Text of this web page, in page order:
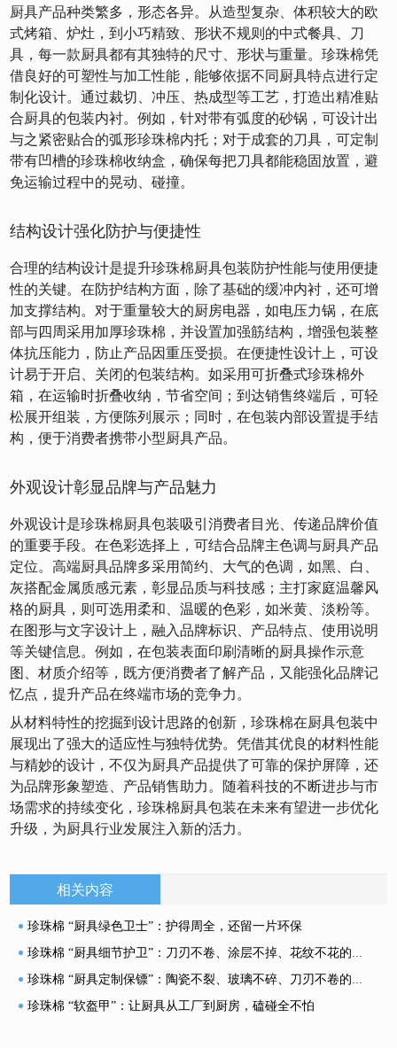
厨具产品种类繁多，形态各异。从造型复杂、体积较大的欧
式烤箱、炉灶，到小巧精致、形状不规则的中式餐具、刀
具，每一款厨具都有其独特的尺寸、形状与重量。珍珠棉凭
借良好的可塑性与加工性能，能够依据不同厨具特点进行定
制化设计。通过裁切、冲压、热成型等工艺，打造出精准贴
合厨具的包装内衬。例如，针对带有弧度的砂锅，可设计出
与之紧密贴合的弧形珍珠棉内托；对于成套的刀具，可定制
带有凹槽的珍珠棉收纳盒，确保每把刀具都能稳固放置，避
免运输过程中的晃动、碰撞。
结构设计强化防护与便捷性
合理的结构设计是提升珍珠棉厨具包装防护性能与使用便捷
性的关键。在防护结构方面，除了基础的缓冲内衬，还可增
加支撑结构。对于重量较大的厨房电器，如电压力锅，在底
部与四周采用加厚珍珠棉，并设置加强筋结构，增强包装整
体抗压能力，防止产品因重压受损。在便捷性设计上，可设
计易于开启、关闭的包装结构。如采用可折叠式珍珠棉外
箱，在运输时折叠收纳，节省空间；到达销售终端后，可轻
松展开组装，方便陈列展示；同时，在包装内部设置提手结
构，便于消费者携带小型厨具产品。
外观设计彰显品牌与产品魅力
外观设计是珍珠棉厨具包装吸引消费者目光、传递品牌价值
的重要手段。在色彩选择上，可结合品牌主色调与厨具产品
定位。高端厨具品牌多采用简约、大气的色调，如黑、白、
灰搭配金属质感元素，彰显品质与科技感；主打家庭温馨风
格的厨具，则可选用柔和、温暖的色彩，如米黄、淡粉等。
在图形与文字设计上，融入品牌标识、产品特点、使用说明
等关键信息。例如，在包装表面印刷清晰的厨具操作示意
图、材质介绍等，既方便消费者了解产品，又能强化品牌记
忆点，提升产品在终端市场的竞争力。
从材料特性的挖掘到设计思路的创新，珍珠棉在厨具包装中
展现出了强大的适应性与独特优势。凭借其优良的材料性能
与精妙的设计，不仅为厨具产品提供了可靠的保护屏障，还
为品牌形象塑造、产品销售助力。随着科技的不断进步与市
场需求的持续变化，珍珠棉厨具包装在未来有望进一步优化
升级，为厨具行业发展注入新的活力。
相关内容
珍珠棉 “厨具绿色卫士”：护得周全，还留一片环保
珍珠棉 “厨具细节护卫”：刀刃不卷、涂层不掉、花纹不花的包装秘诀
珍珠棉 “厨具定制保镖”：陶瓷不裂、玻璃不碎、刀刃不卷的防护密码
珍珠棉 “软盔甲”：让厨具从工厂到厨房，磕碰全不怕